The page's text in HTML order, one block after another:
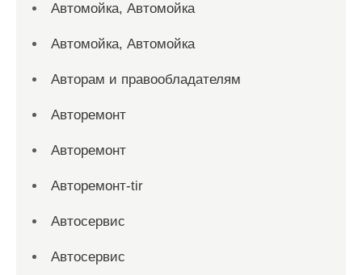
Автомойка, Автомойка
Автомойка, Автомойка
Авторам и правообладателям
Авторемонт
Авторемонт
Авторемонт-tir
Автосервис
Автосервис